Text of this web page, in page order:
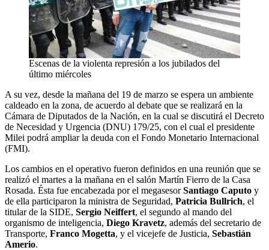
Escenas de la violenta represión a los jubilados del
último miércoles
A su vez, desde la mañana del 19 de marzo se espera un ambiente
caldeado en la zona, de acuerdo al debate que se realizará en la
Cámara de Diputados de la Nación, en la cual se discutirá el Decreto
de Necesidad y Urgencia (DNU) 179/25, con el cual el presidente
Milei podrá ampliar la deuda con el Fondo Monetario Internacional
(FMI).
Los cambios en el operativo fueron definidos en una reunión que se
realizó el martes a la mañana en el salón Martín Fierro de la Casa
Rosada. Ésta fue encabezada por el megasesorSantiago Caputo y
de ella participaron la ministra de Seguridad, Patricia Bullrich, el
titular de la SIDE, Sergio Neiffert, el segundo al mando del
organismo de inteligencia, Diego Kravetz, además del secretario de
Transporte, Franco Mogetta, y el vicejefe de Justicia, Sebastián
Amerio.